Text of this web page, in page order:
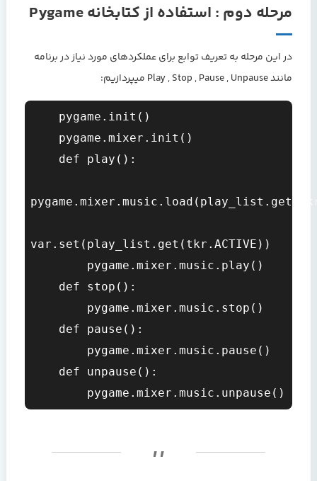
مرحله دوم : استفاده از کتابخانه Pygame
در این مرحله به تعریف توابع برای عملکردهای مورد نیاز در برنامه
مانند Play , Stop , Pause , Unpause میپردازیم:
var.set(play_list.get(tkr.ACTIVE))